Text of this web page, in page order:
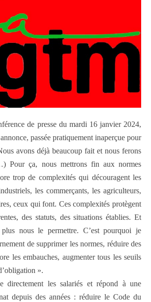
de presse du mardi 16 janvier 2024,
passée pratiquement inaperçue pour
avons déjà beaucoup fait et nous ferons
Pour ça, nous mettrons fin aux normes
trop de complexités qui découragent les
les commerçants, les agriculteurs,
ceux qui font. Ces complexités protègent
des statuts, des situations établies. Et
nous le permettre. C’est pourquoi je
de supprimer les normes, réduire des
les embauches, augmenter tous les seuils
».
directement les salariés et répond à une
depuis des années : réduire le Code du